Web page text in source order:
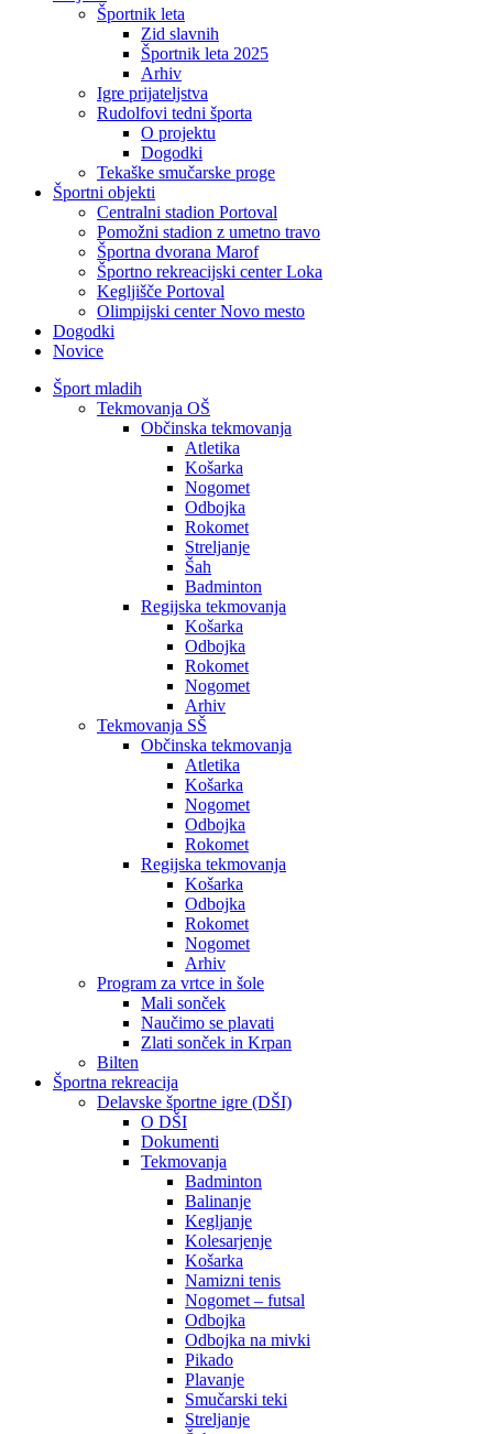
Športnik leta
Zid slavnih
Športnik leta 2025
Arhiv
Igre prijateljstva
Rudolfovi tedni športa
O projektu
Dogodki
Tekaške smučarske proge
Športni objekti
Centralni stadion Portoval
Pomožni stadion z umetno travo
Športna dvorana Marof
Športno rekreacijski center Loka
Kegljišče Portoval
Olimpijski center Novo mesto
Dogodki
Novice
Šport mladih
Tekmovanja OŠ
Občinska tekmovanja
Atletika
Košarka
Nogomet
Odbojka
Rokomet
Streljanje
Šah
Badminton
Regijska tekmovanja
Košarka
Odbojka
Rokomet
Nogomet
Arhiv
Tekmovanja SŠ
Občinska tekmovanja
Atletika
Košarka
Nogomet
Odbojka
Rokomet
Regijska tekmovanja
Košarka
Odbojka
Rokomet
Nogomet
Arhiv
Program za vrtce in šole
Mali sonček
Naučimo se plavati
Zlati sonček in Krpan
Bilten
Športna rekreacija
Delavske športne igre (DŠI)
O DŠI
Dokumenti
Tekmovanja
Badminton
Balinanje
Kegljanje
Kolesarjenje
Košarka
Namizni tenis
Nogomet – futsal
Odbojka
Odbojka na mivki
Pikado
Plavanje
Smučarski teki
Streljanje